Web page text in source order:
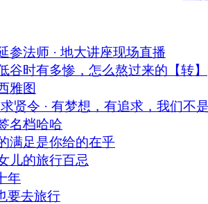
参法师 · 地大讲座现场直播
谷时有多惨，怎么熬过来的【转】
雅图
贤令 · 有梦想，有追求，我们不
名档哈哈
满足是你给的在乎
儿的旅行百忌
年
要去旅行